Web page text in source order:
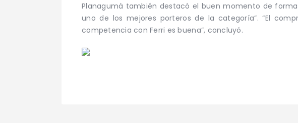
Planagumà también destacó el buen momento de
uno de los mejores porteros de la categoría”. “El
competencia con Ferri es buena”, concluyó.